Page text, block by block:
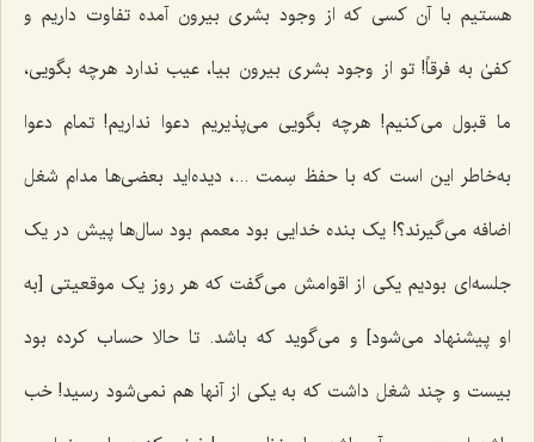
هستیم با آن کسی که از وجود بشری بیرون آمده تفاوت داریم و
کفیٰ به فرقاً! تو از وجود بشری بیرون بیا، عیب ندارد هرچه بگویی،
ما قبول می‌کنیم! هرچه بگویی می‌پذیریم دعوا نداریم! تمام دعوا
به‌خاطر این است که با حفظ سِمت ...، دیده‌اید بعضی‌ها مدام شغل
اضافه می‌گیرند؟! یک بنده خدایی بود معمم بود سال‌ها پیش در یک
جلسه‌ای بودیم یکی از اقوامش می‌گفت که هر روز یک موقعیتی [به
او پیشنهاد می‌شود] و می‌گوید که باشد. تا حالا حساب کرده بود
بیست و چند شغل داشت که به یکی از آنها هم نمی‌شود رسید! خب